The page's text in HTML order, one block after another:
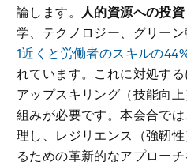
論します。
人的資源への投資
学、テクノロジー、グリーン
1近くと労働者のスキルの
れています。これに対処す
アップスキリング（技能向
組みが必要です。本会合で
理し、レジリエンス（強靭
るための革新的なアプローチ